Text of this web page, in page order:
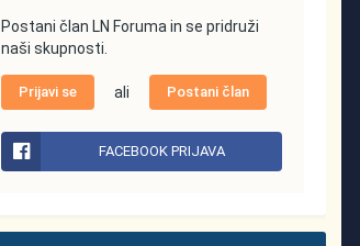
Postani član LN Foruma in se pridruži
naši skupnosti.
Prijavi se ali Postani član
FACEBOOK PRIJAVA